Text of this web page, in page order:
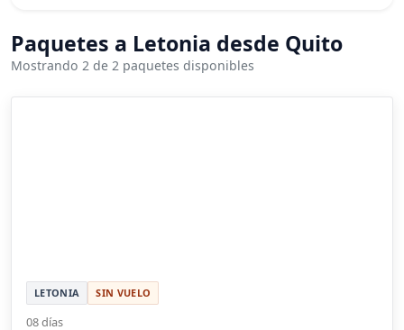
Paquetes a Letonia desde Quito
Mostrando 2 de 2 paquetes disponibles
LETONIA SIN VUELO
08 días